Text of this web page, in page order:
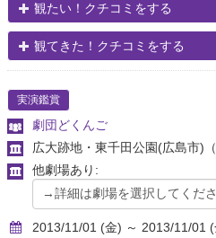
観たい！クチコミをする
観てきた！クチコミをする
実演鑑賞
劇団どくんご
広大跡地・東千田公園(広島市)
他劇場あり:
2013/11/01 (金) ～ 2013/11/01 (